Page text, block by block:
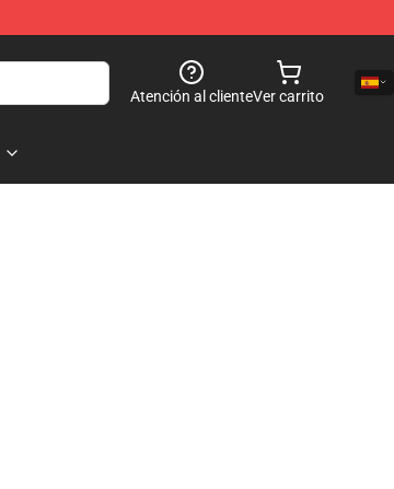
Atención al clienteVer carrito